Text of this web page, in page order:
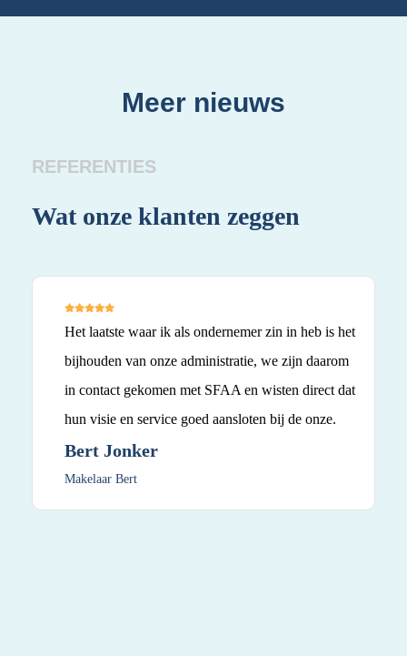
Meer nieuws
REFERENTIES
Wat onze klanten zeggen
Het laatste waar ik als ondernemer zin in heb is het
bijhouden van onze administratie, we zijn daarom
in contact gekomen met SFAA en wisten direct dat
hun visie en service goed aansloten bij de onze.
Bert Jonker
Makelaar Bert